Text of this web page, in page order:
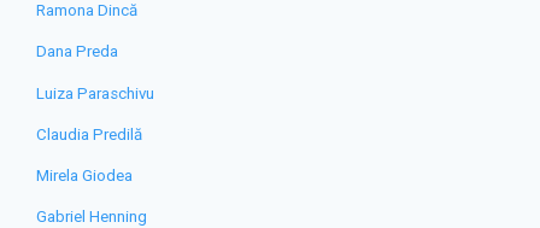
Ramona Dincă
Dana Preda
Luiza Paraschivu
Claudia Predilă
Mirela Giodea
Gabriel Henning